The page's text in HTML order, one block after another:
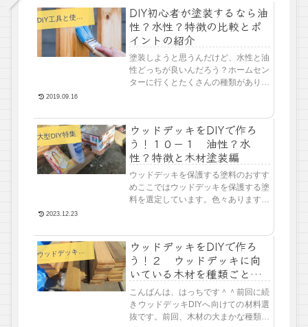
D
IY工具と使い方
DIY初心者が塗装するなら油
性？水性？特徴の比較とポ
イントの紹介
塗装しようと思うんだけど、水性と油
性どっちが良いんだろう？ホームセン
ターに行くとたくさんの種類がありど
トを紹介したいと思います。
2019.09.16
大型DIY特集
ウッドデッキをDIYで作ろ
う！１０－１ 油性？水
性？特徴と木材塗装編
ウッドデッキを保護する塗料のおすす
めここではウッドデッキを保護する塗
料を選定しています。色々ありますの
装は必要？
2023.12.23
ウ
ッドデッキDIY
ウッドデッキをDIYで作ろ
う！２ ウッドデッキに向
いている木材を種類ごとに
調べてみた
こんばんは、はっちです＾＾前回に続
きウッドデッキDIYへ向けての材料選
抜です。前回、木材の大まかな種類に